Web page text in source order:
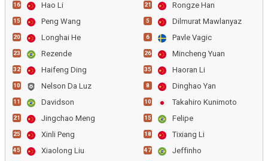
16 Hao Li
15 Peng Wang
20 Longhai He
23 Rezende
32 Haifeng Ding
10 Nelson Da Luz
11 Davidson
21 Jingchao Meng
25 Xinli Peng
45 Xiaolong Liu
21 Rongze Han
5 Dilmurat Mawlanyaz
6 Pavle Vagic
26 Mincheng Yuan
35 Haoran Li
8 Dinghao Yan
10 Takahiro Kunimoto
15 Felipe
18 Tixiang Li
47 Jeffinho